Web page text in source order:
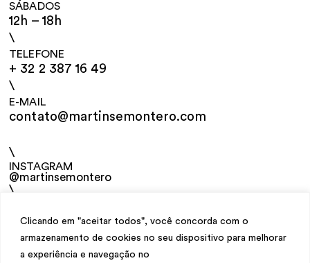
Clicando em "aceitar todos", você concorda com o
armazenamento de cookies no seu dispositivo para melhorar
a experiência e navegação no
SÁBADOS
12h – 18h
\
TELEFONE
+ 32 2 387 16 49
\
E-MAIL
contato@martinsemontero.com
\
INSTAGRAM
@martinsemontero
\